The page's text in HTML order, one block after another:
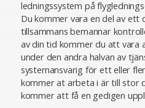
ledningssystem på
Du kommer vara en del av ett
tillsammans bemannar
av din tid kommer du att vara
under den andra halvan av
systemansvarig för ett eller
kommer at arbeta i är till stor
kommer att få en gedigen